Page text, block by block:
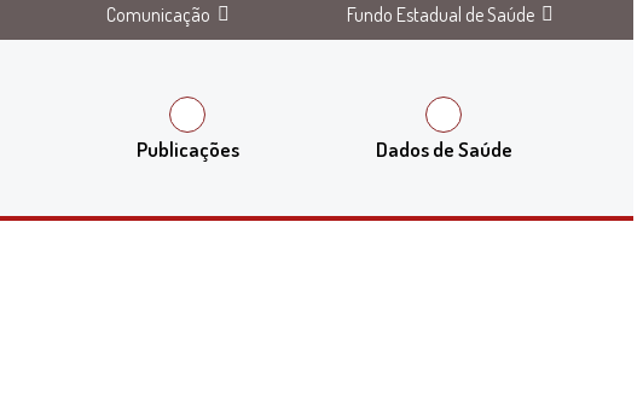
Comunicação Fundo Estadual de Saúde
Publicações Dados de Saúde